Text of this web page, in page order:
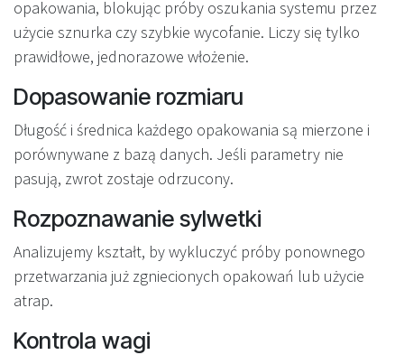
opakowania, blokując próby oszukania systemu przez
użycie sznurka czy szybkie wycofanie. Liczy się tylko
prawidłowe, jednorazowe włożenie.
Dopasowanie rozmiaru
Długość i średnica każdego opakowania są mierzone i
porównywane z bazą danych. Jeśli parametry nie
pasują, zwrot zostaje odrzucony.
Rozpoznawanie sylwetki
Analizujemy kształt, by wykluczyć próby ponownego
przetwarzania już zgniecionych opakowań lub użycie
atrap.
Kontrola wagi